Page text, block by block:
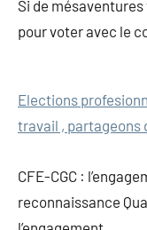
Si de mésaventures
pour voter avec le
Elections
travail , partageons
CFE-CGC :
reconnaissance
l’article